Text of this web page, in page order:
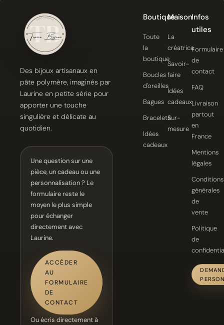
Des bijoux artisanaux en
pâte polymère, imaginés par
Laurine en petite série pour
apporter une touche
singulière et délicate au
quotidien.
Une question sur une
pièce, un cadeau ou une
personnalisation ? Le
formulaire reste le
moyen le plus simple
pour échanger
directement avec
Laurine.
ACCÉDER
AU
FORMULAIRE
DE
CONTACT
Ou écris directement à
Boutique
Toute
la
boutique
Boucles
d'oreilles
Bagues
Bracelets
Idées
cadeaux
Maison
La
créatrice
Savoir-
faire
Idées
cadeaux
Sur-
mesure
Infos
utiles
Formulaire
de
contact
FAQ
Livraison
partout
en
France
Mentions
légales
Conditions
générales
de
vente
Politique
de